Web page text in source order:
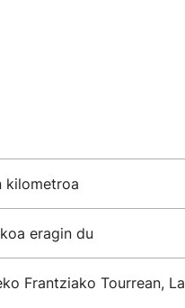
kilometroa
eragin du
Frantziako Tourrean, La